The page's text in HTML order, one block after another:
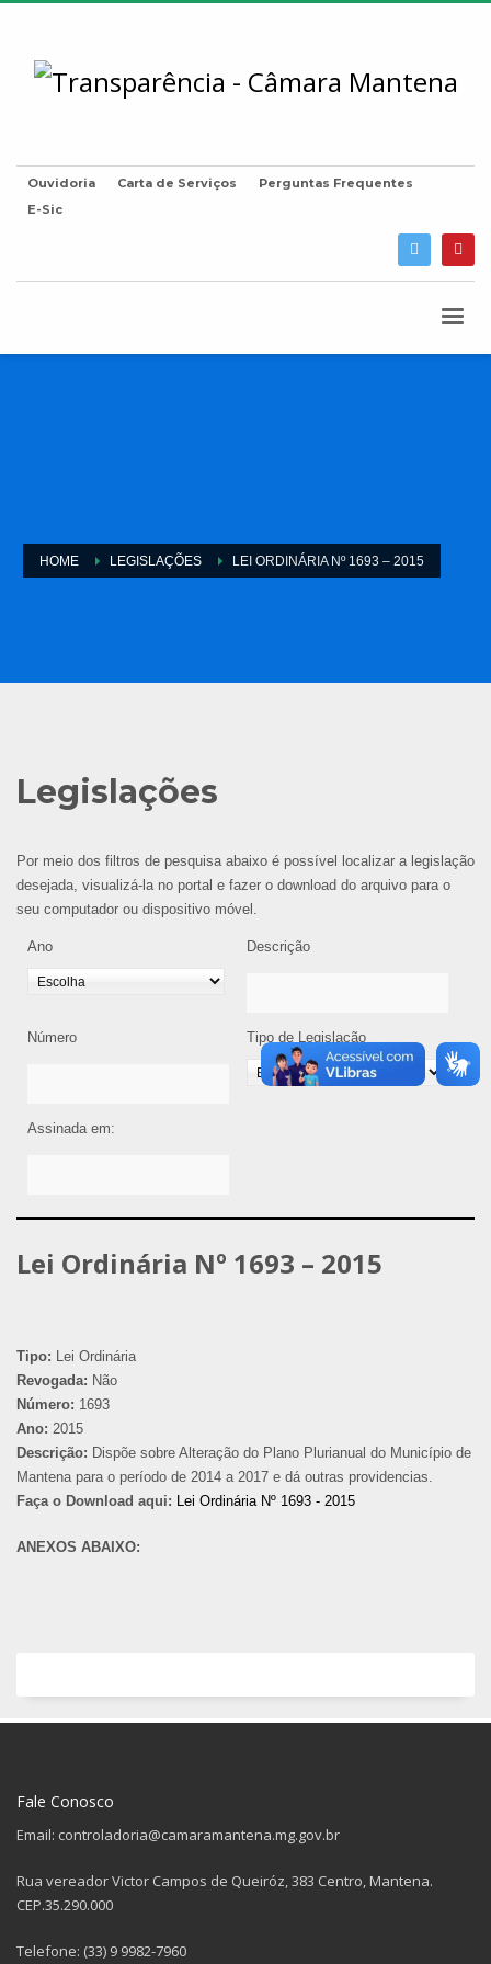
Ouvidoria Carta de Serviços
Perguntas Frequentes
E-Sic
HOME LEGISLAÇÕES LEI ORDINÁRIA Nº 1693 – 2015
Legislações
Por meio dos filtros de pesquisa abaixo é possível localizar a legislação
desejada, visualizá-la no portal e fazer o download do arquivo para o
seu computador ou dispositivo móvel.
Ano Descrição
Número Tipo de Legislação
Assinada em:
Lei Ordinária Nº 1693 – 2015
Tipo: Lei Ordinária
Revogada: Não
Número: 1693
Ano: 2015
Descrição: Dispõe sobre Alteração do Plano Plurianual do Município de
Mantena para o período de 2014 a 2017 e dá outras providencias.
Faça o Download aqui: Lei Ordinária Nº 1693 - 2015
ANEXOS ABAIXO:
Fale Conosco
Email: controladoria@camaramantena.mg.gov.br
Rua vereador Victor Campos de Queiróz, 383 Centro, Mantena.
CEP.35.290.000
Telefone: (33) 9 9982-7960